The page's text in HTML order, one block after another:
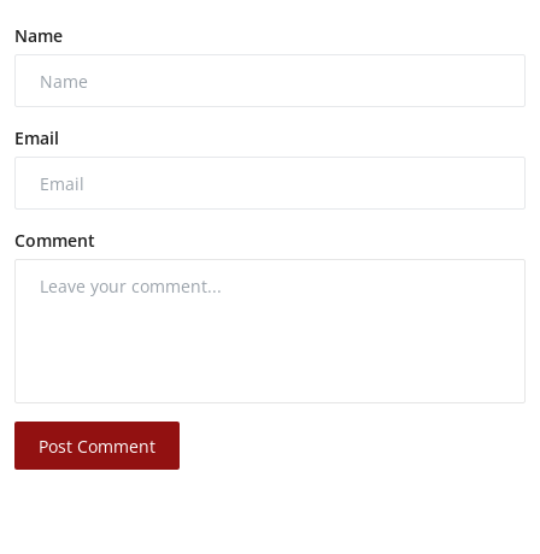
Name
Email
Comment
Post Comment